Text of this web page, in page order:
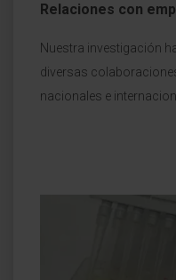
Relaciones con
Nuestra investigación
diversas
nacionales e